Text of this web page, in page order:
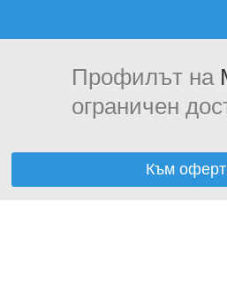
Профилът на
ограничен
Към